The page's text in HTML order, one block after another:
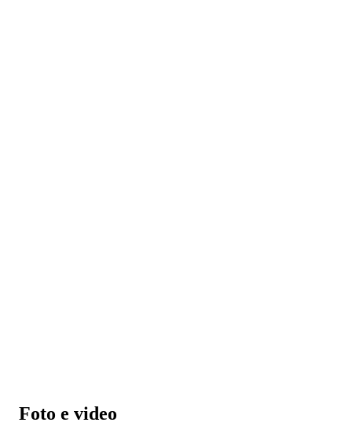
Foto e video